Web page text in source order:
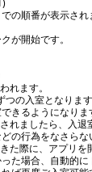
の順番が表示さ
開始です。
れます。
の入室となりま
きるようになりま
れましたら、入退
の行為をなさらな
た際に、アプリを
た場合、自動的